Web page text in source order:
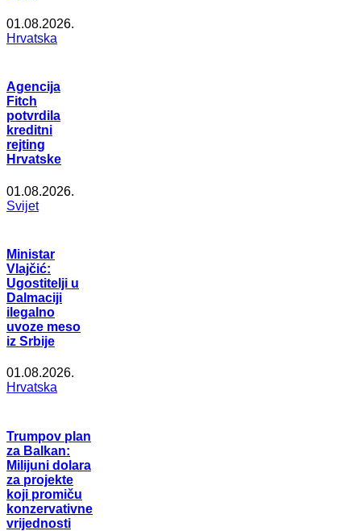
01.08.2026.
Hrvatska
Agencija
Fitch
potvrdila
kreditni
rejting
Hrvatske
01.08.2026.
Svijet
Ministar
Vlajčić:
Ugostitelji u
Dalmaciji
ilegalno
uvoze meso
iz Srbije
01.08.2026.
Hrvatska
Trumpov plan
za Balkan:
Milijuni dolara
za projekte
koji promiču
konzervativne
vrijednosti